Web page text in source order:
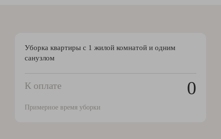
Уборка квартиры с 1 жилой комнатой и одним
санузлом
К оплате 0
Примерное время уборки